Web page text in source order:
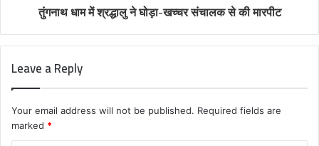
तुंगनाथ धाम में श्रद्धालु ने घोड़ा-खच्चर संचालक से की मारपीट
Leave a Reply
Your email address will not be published. Required fields are
marked *